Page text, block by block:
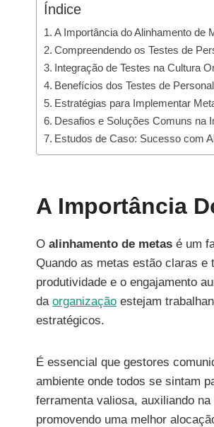
Índice
A Importância do Alinhamento de
Compreendendo os Testes de
Integração de Testes na Cultura
Benefícios dos Testes de
Estratégias para Implementar
Desafios e Soluções Comuns na
Estudos de Caso: Sucesso com
A Importância
O alinhamento de metas é um
Quando as metas estão claras e
produtividade e o engajamento
da organização estejam
estratégicos.
É essencial que gestores
ambiente onde todos se sintam
ferramenta valiosa, auxiliando
promovendo uma melhor